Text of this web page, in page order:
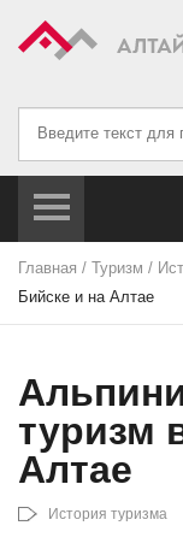
Искать...
Главная / Туризм /
Бийске и на Алтае
туризм
Алтае
История туризма